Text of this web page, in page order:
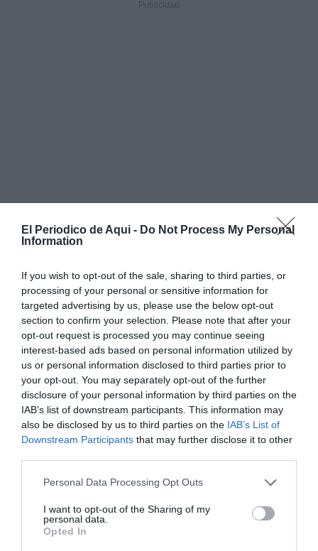
El Periodico de Aqui - Do Not Process My Personal
Information
If you wish to opt-out of the sale, sharing to third parties, or
processing of your personal or sensitive information for
targeted advertising by us, please use the below opt-out
section to confirm your selection. Please note that after your
opt-out request is processed you may continue seeing
interest-based ads based on personal information utilized by
us or personal information disclosed to third parties prior to
your opt-out. You may separately opt-out of the further
disclosure of your personal information by third parties on the
IAB’s list of downstream participants. This information may
also be disclosed by us to third parties on the IAB’s List of
Downstream Participants that may further disclose it to other
Personal Data Processing Opt Outs
I want to opt-out of the Sharing of my
personal data.
Opted In
Según los datos recabados por la web Aladinia.com,
cada español gastará aproximadamente 240 euros en
regalos de Navidad. La media española se sitúa en
a ser los regalos estrellas de este año. No obstante, este
2025 se abren paso entre ellos los viajes.